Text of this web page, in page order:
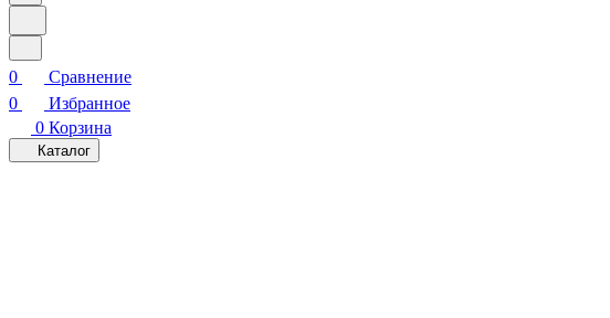
0
Сравнение
0
Избранное
0 Корзина
Каталог